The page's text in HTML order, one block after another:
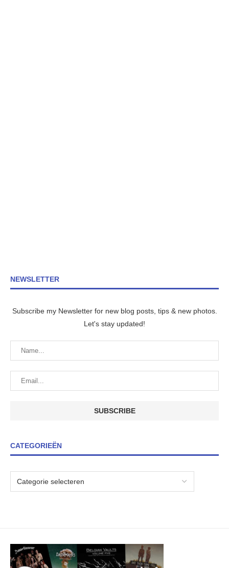
NEWSLETTER
Subscribe my Newsletter for new blog posts, tips & new photos.
Let's stay updated!
CATEGORIEËN